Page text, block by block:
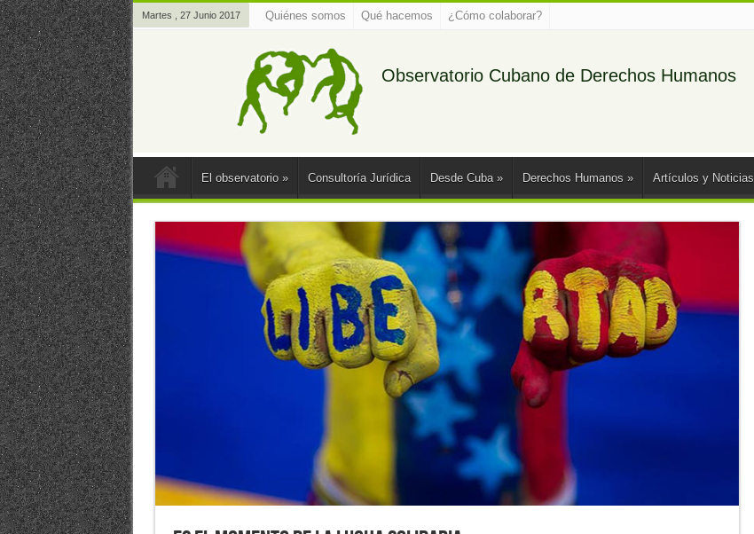
Martes , 27 Junio 2017 Quiénes somos Qué hacemos ¿Cómo colaborar?
Observatorio Cubano de Derechos Humanos
El observatorio » Consultoría Jurídica Desde Cuba » Derechos Humanos » Artículos y Noticias